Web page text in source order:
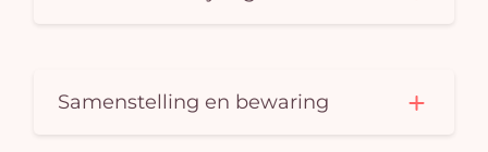
Samenstelling en bewaring